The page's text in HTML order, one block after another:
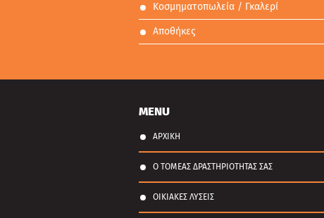
Κοσμηματοπωλεία / Γκαλερί
Αποθήκες
MENU
ΑΡΧΙΚΗ
Ο ΤΟΜΕΑΣ ΔΡΑΣΤΗΡΙΟΤΗΤΑΣ ΣΑΣ
ΟΙΚΙΑΚΕΣ ΛΥΣΕΙΣ